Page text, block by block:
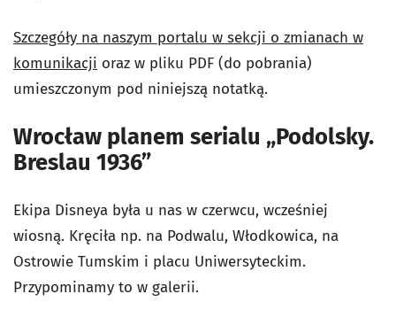
Szczegóły na naszym portalu w sekcji o zmianach w
komunikacji oraz w pliku PDF (do pobrania)
umieszczonym pod niniejszą notatką.
Wrocław planem serialu „Podolsky.
Breslau 1936”
Ekipa Disneya była u nas w czerwcu, wcześniej
wiosną. Kręciła np. na Podwalu, Włodkowica, na
Ostrowie Tumskim i placu Uniwersyteckim.
Przypominamy to w galerii.